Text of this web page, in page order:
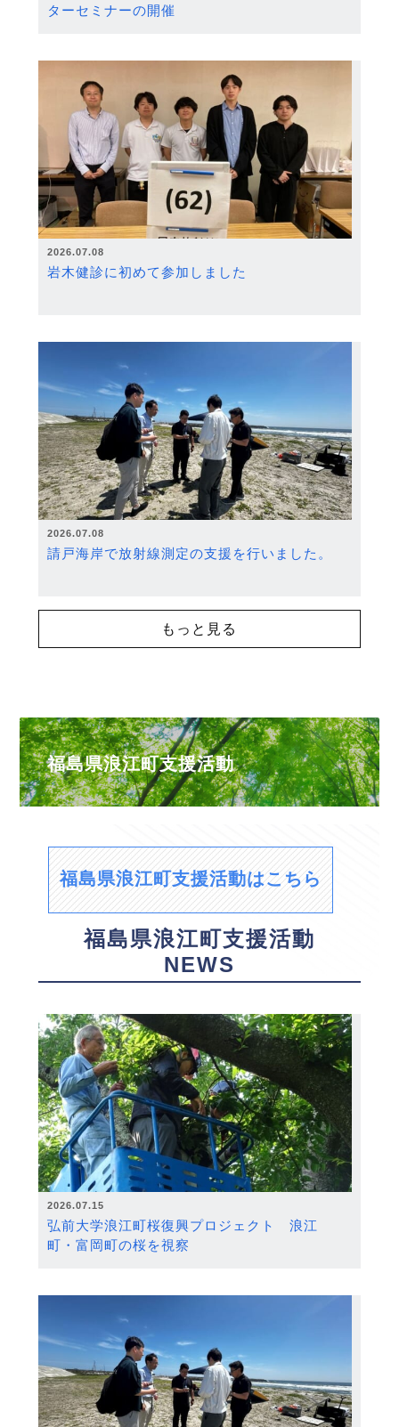
ターセミナーの開催
2026.07.08
岩木健診に初めて参加しました
2026.07.08
請戸海岸で放射線測定の支援を行いました。
もっと見る
福島県浪江町支援活動
福島県浪江町支援活動はこちら
福島県浪江町支援活動
NEWS
2026.07.15
弘前大学浪江町桜復興プロジェクト 浪江
町・富岡町の桜を視察